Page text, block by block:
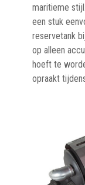
maritieme
een stuk
reservetank
op alleen
hoeft te
opraakt